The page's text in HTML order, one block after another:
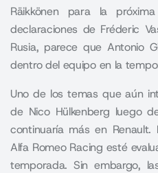
Räikkönen para la
declaraciones de Fréderic
Rusia, parece que Antonio
dentro del equipo en la
Uno de los temas que aún
de Nico Hülkenberg luego
continuaría más en
Alfa Romeo Racing esté
temporada. Sin embargo,